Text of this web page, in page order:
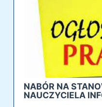
NABÓR NA
NAUCZYCIELA